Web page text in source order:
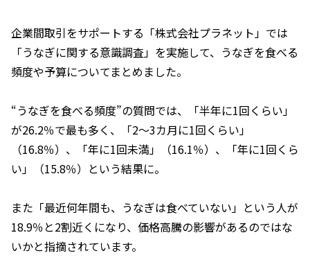
企業間取引をサポートする「株式会社プラネット」では
「うなぎに関する意識調査」を実施して、うなぎを食べる
頻度や予算についてまとめました。
“うなぎを食べる頻度”の質問では、「半年に1回くらい」
が26.2％で最も多く、「2～3カ月に1回くらい」
（16.8％）、「年に1回未満」（16.1％）、「年に1回くら
い」（15.8％）という結果に。
また「最近何年間も、うなぎは食べていない」という人が
18.9％と2割近くになり、価格高騰の影響があるのではな
いかと指摘されています。